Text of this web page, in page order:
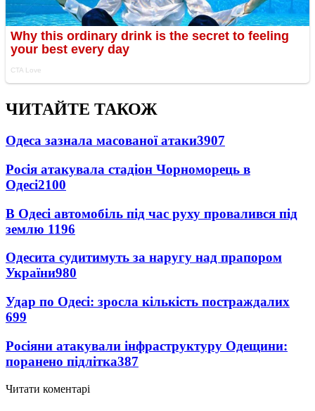
ЧИТАЙТЕ ТАКОЖ
Одеса зазнала масованої атаки3907
Росія атакувала стадіон Чорноморець в
Одесі2100
В Одесі автомобіль під час руху провалився під
землю 1196
Одесита судитимуть за наругу над прапором
України980
Удар по Одесі: зросла кількість постраждалих
699
Росіяни атакували інфраструктуру Одещини:
поранено підлітка387
Читати коментарі